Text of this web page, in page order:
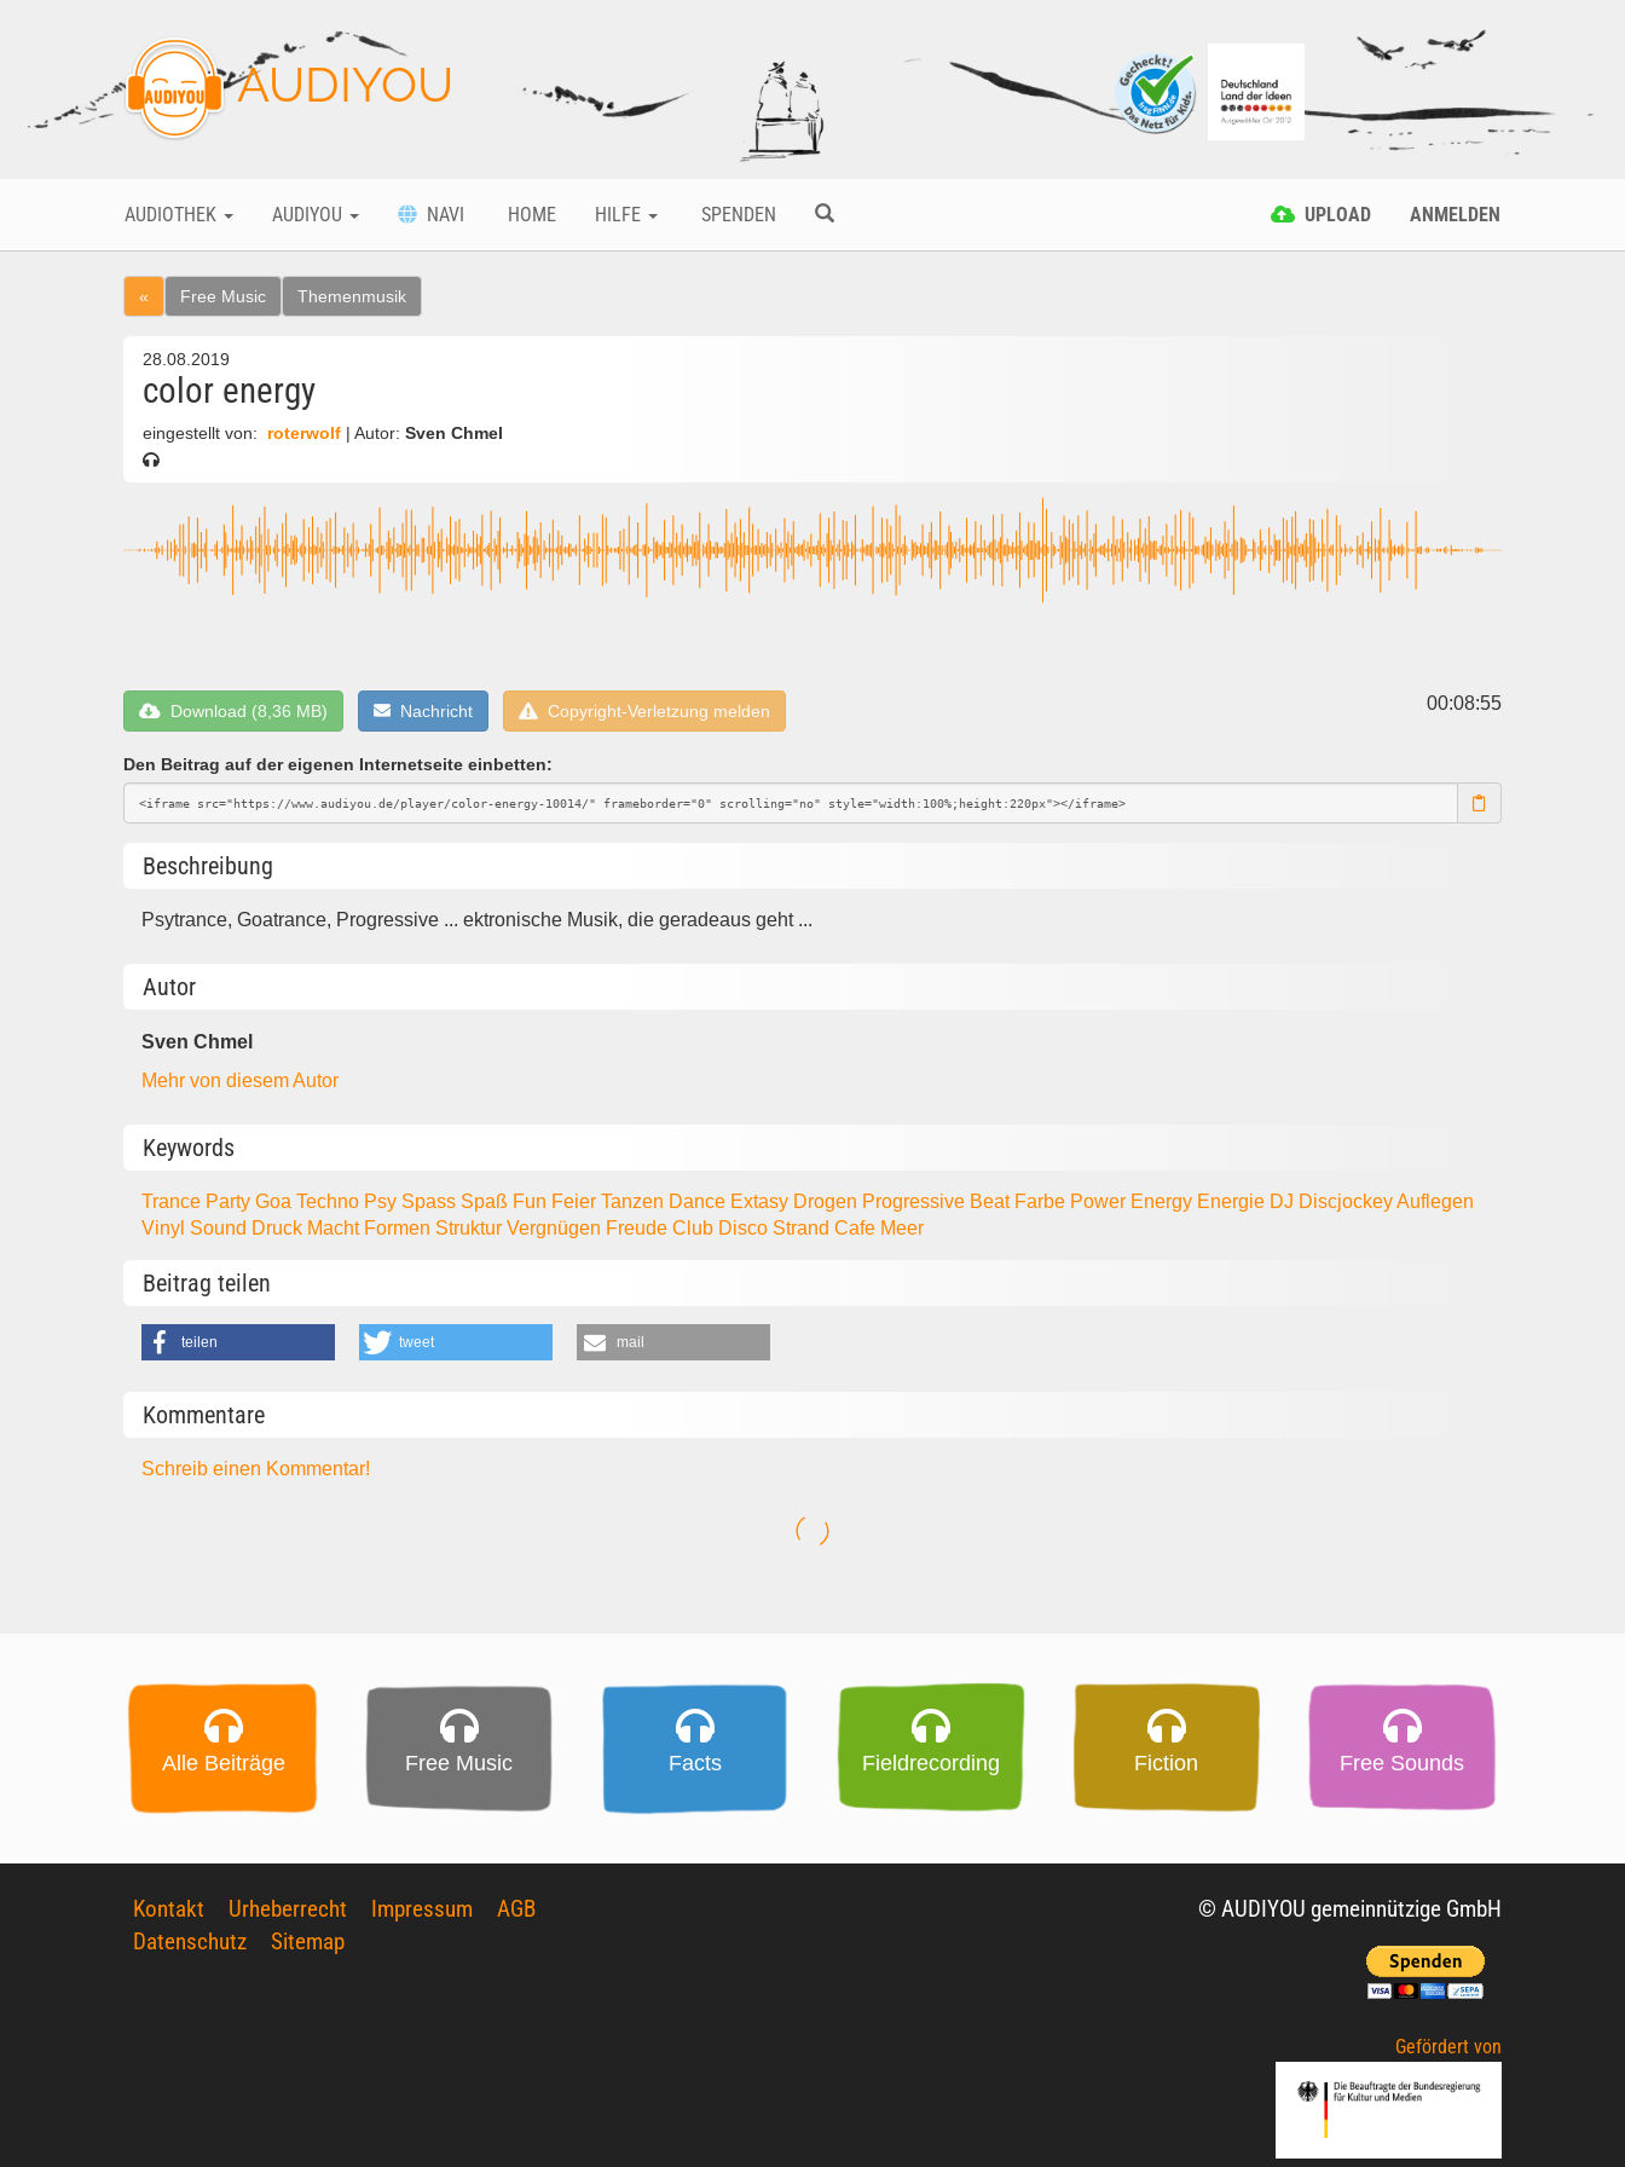
AUDIYOU
AUDIOTHEK AUDIYOU NAVI HOME HILFE SPENDEN UPLOAD ANMELDEN
« Free Music Themenmusik
28.08.2019
color energy
eingestellt von: roterwolf | Autor: Sven Chmel
Download (8,36 MB) Nachricht Copyright-Verletzung melden 00:08:55
Den Beitrag auf der eigenen Internetseite einbetten:
Beschreibung
Psytrance, Goatrance, Progressive ... ektronische Musik, die geradeaus geht ...
Autor
Sven Chmel
Mehr von diesem Autor
Keywords
Trance PartyGoaTechno Psy Spass Spaß Fun FeierTanzen Dance Extasy Drogen Progressive Beat Farbe Power Energy Energie DJ DiscjockeyAuflegen
Vinyl Sound Druck Macht Formen StrukturVergnügen FreudeClub Disco StrandCafe Meer
Beitrag teilen
teilen tweet mail
Kommentare
Schreib einen Kommentar!
Alle Beiträge Free Music Facts Fieldrecording Fiction Free Sounds
Kontakt Urheberrecht Impressum
AGB
Datenschutz
Sitemap
© AUDIYOU gemeinnützige GmbH
Gefördert von